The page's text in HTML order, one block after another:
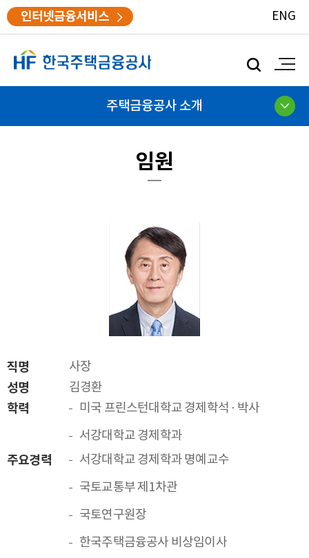
인터넷금융서비스 ENG
주택금융공사 소개
임원
직명 사장
성명 김경환
학력
미국 프린스턴대학교 경제학석 · 박사
서강대학교 경제학과
주요경력
서강대학교 경제학과 명예교수
국토교통부 제1차관
국토연구원장
한국주택금융공사 비상임이사